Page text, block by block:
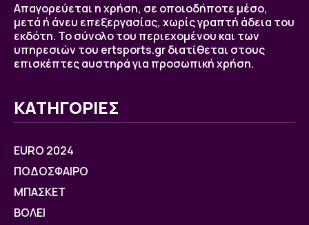
Απαγορεύεται η χρήση, σε οποιοδήποτε μέσο,
μετά ή άνευ επεξεργασίας, χωρίς γραπτή άδεια του
εκδότη. Το σύνολο του περιεχομένου και των
υπηρεσιών του ertsports.gr διατίθεται στους
επισκέπτες αυστηρά για προσωπική χρήση.
ΚΑΤΗΓΟΡΙΕΣ
EURO 2024
ΠΟΔΟΣΦΑΙΡΟ
ΜΠΑΣΚΕΤ
ΒOΛΕΙ